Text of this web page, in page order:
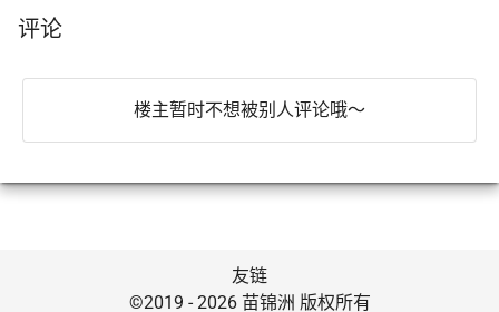
评论
楼主暂时不想被别人评论哦～
友链
©2019 - 2026 苗锦洲 版权所有